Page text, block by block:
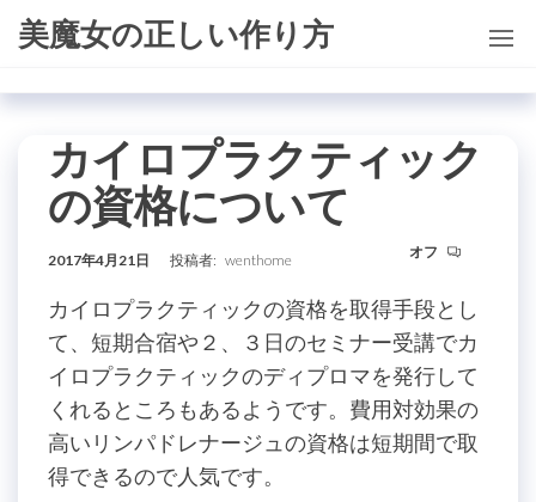
ン美魔女の正しい作り方
カイロプラクティック
の資格について
2017年4月21日 投稿者: wenthome オフ
カイロプラクティックの資格を取得手段とし
て、短期合宿や２、３日のセミナー受講でカ
イロプラクティックのディプロマを発行して
くれるところもあるようです。費用対効果の
高いリンパドレナージュの資格は短期間で取
得できるので人気です。